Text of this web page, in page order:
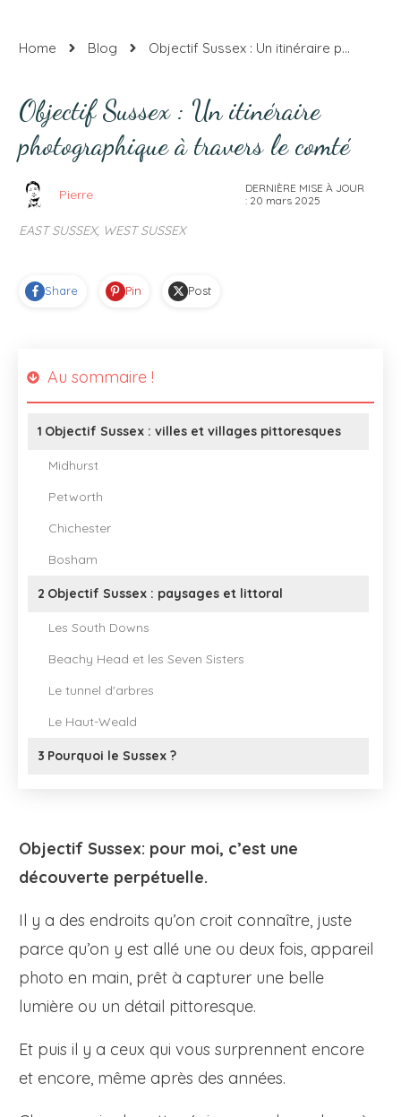
Home Blog Objectif Sussex : Un itinéraire photographique à travers le comté
Objectif Sussex : Un itinéraire
photographique à travers le comté
Pierre
DERNIÈRE MISE À JOUR
: 20 mars 2025
EAST SUSSEX, WEST SUSSEX
Share Pin Post
Au sommaire !
1 Objectif Sussex : villes et villages pittoresques
Midhurst
Petworth
Chichester
Bosham
2 Objectif Sussex : paysages et littoral
Les South Downs
Beachy Head et les Seven Sisters
Le tunnel d'arbres
Le Haut-Weald
3 Pourquoi le Sussex ?
Objectif Sussex: pour moi, c’est une
découverte perpétuelle.
Il y a des endroits qu’on croit connaître, juste
parce qu’on y est allé une ou deux fois, appareil
photo en main, prêt à capturer une belle
lumière ou un détail pittoresque.
Et puis il y a ceux qui vous surprennent encore
et encore, même après des années.